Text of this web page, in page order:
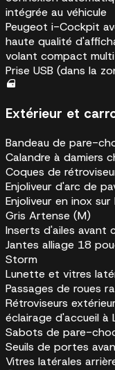
intégrée au véhicule
Peugeot i-Cockpit
haute qualité
volant compact
Prise USB (dans la
Extérieur et
Bandeau de pare-
Calandre à damiers
Coques de
Enjoliveur d'arc de
Enjoliveur en inox
Gris Artense (M)
Inserts d'ailes avant
Jantes alliage 18
Storm
Lunette et vitres
Passages de roues
Rétroviseurs
éclairage d'accueil à
Sabots de pare-
Seuils de portes
Vitres latérales